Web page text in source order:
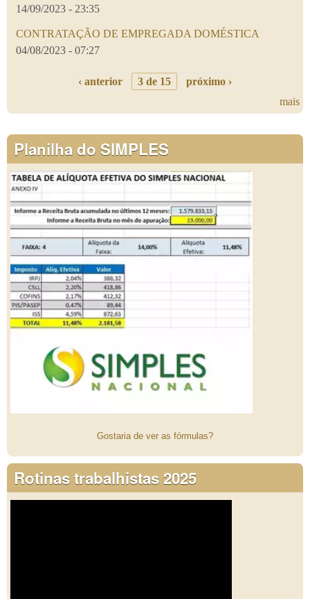
14/09/2023 - 23:35
CONTRATAÇÃO DE EMPREGADA DOMÉSTICA
04/08/2023 - 07:27
‹ anterior 3 de 15
próximo ›
mais
Planilha do SIMPLES
Gostaria de ver as fórmulas?
Rotinas trabalhistas 2025